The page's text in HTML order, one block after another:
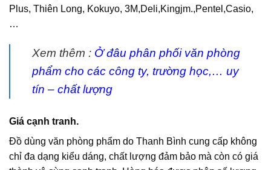
Plus, Thiên Long, Kokuyo, 3M,Deli,Kingjm.,Pentel,Casio,
…
Xem thêm : Ở đâu phân phối văn phòng
phẩm cho các công ty, trường học,… uy
tín – chất lượng
Giá cạnh tranh.
Đồ dùng văn phòng phẩm do Thanh Bình cung cấp không
chỉ đa dạng kiểu dáng, chất lượng đảm bảo mà còn có giá